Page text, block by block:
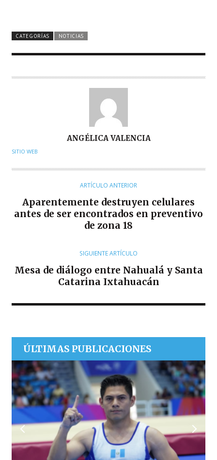
CATEGORÍAS NOTICIAS
U
O
ANGÉLICA VALENCIA
SITIO WEB
ARTÍCULO ANTERIOR
Aparentemente destruyen celulares
antes de ser encontrados en preventivo
de zona 18
SIGUIENTE ARTÍCULO
Mesa de diálogo entre Nahualá y Santa
Catarina Ixtahuacán
ÚLTIMAS PUBLICACIONES